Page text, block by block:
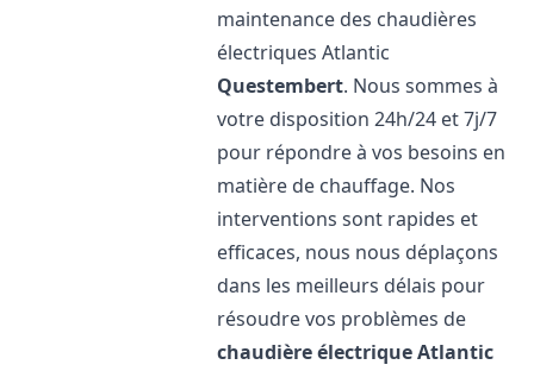
maintenance des chaudières
électriques Atlantic
Questembert. Nous sommes à
votre disposition 24h/24 et 7j/7
pour répondre à vos besoins en
matière de chauffage. Nos
interventions sont rapides et
efficaces, nous nous déplaçons
dans les meilleurs délais pour
résoudre vos problèmes de
chaudière électrique Atlantic